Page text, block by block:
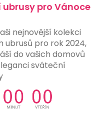
nebo jiného
a vhodnou
způsob platby
ručního zadávání
snižuje riziko chyb a
platby. Mnohé
instituce nyní
generování a
kódů přímo ve svých
což ještě více usnadňuje
pro Vánoce
nejnovější kolekci
ubrusů pro rok 2024,
do vašich domovů
sváteční